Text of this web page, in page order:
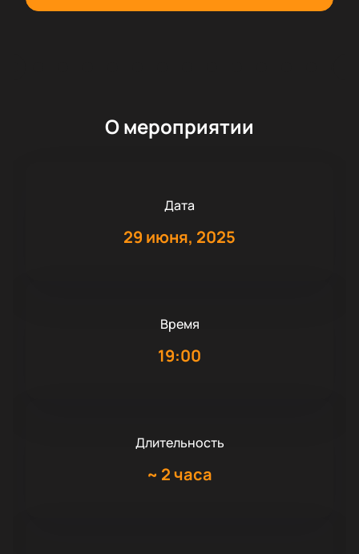
О мероприятии
Дата
29 июня, 2025
Время
19:00
Длительность
~ 2 часа